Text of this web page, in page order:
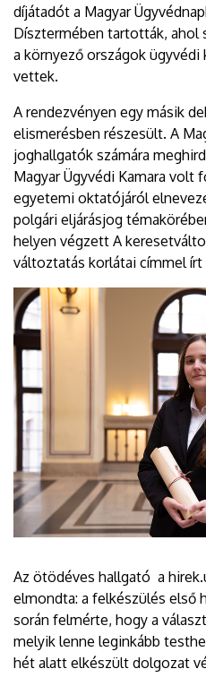
díjátadót a Magyar
Dísztermében tartották, ahol
a környező országok
vettek.
A rendezvényen egy másik
elismerésben részesült. A
joghallgatók számára
Magyar Ügyvédi Kamara volt
egyetemi oktatójáról
polgári eljárásjog
helyen végzett A
változtatás korlátai címmel írt
Az ötödéves hallgató a
elmondta: a felkészülés első
során felmérte, hogy a
melyik lenne leginkább
hét alatt elkészült dolgozat